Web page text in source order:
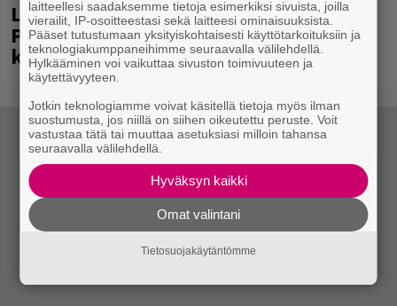
Laittomasta graffitista kiinni jäänyt
Paavo Arhinmäki jälleen spraypullo
kädessä – näitä puolueita ei kiinnosta
laitteellesi saadaksemme tietoja esimerkiksi sivuista, joilla
vierailit, IP-osoitteestasi sekä laitteesi ominaisuuksista.
Pääset tutustumaan yksityiskohtaisesti käyttötarkoituksiin ja
teknologiakumppaneihimme seuraavalla välilehdellä.
Hylkääminen voi vaikuttaa sivuston toimivuuteen ja
käytettävyyteen.
Jotkin teknologiamme voivat käsitellä tietoja myös ilman
suostumusta, jos niillä on siihen oikeutettu peruste. Voit
vastustaa tätä tai muuttaa asetuksiasi milloin tahansa
seuraavalla välilehdellä.
Hyväksyn kaikki
Omat valintani
Tietosuojakäytäntömme